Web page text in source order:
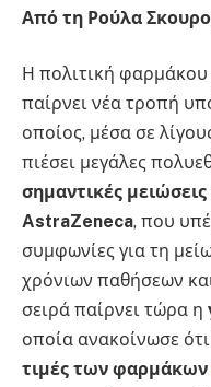
Από τη Ρούλα
Η πολιτική φαρμάκου
παίρνει νέα τροπή
οποίος, μέσα σε
πιέσει μεγάλες
σημαντικές
AstraZeneca, που
συμφωνίες για τη
χρόνιων παθήσεων
σειρά παίρνει τώρα η
οποία ανακοίνωσε
τιμές των φαρμάκων